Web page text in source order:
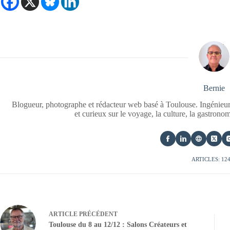
Bernie
Blogueur, photographe et rédacteur web basé à Toulouse.
et curieux sur le voyage, la culture, la
ARTICLES:
ARTICLE PRÉCÉDENT
Toulouse du 8 au 12/12 : Salons Créateurs et